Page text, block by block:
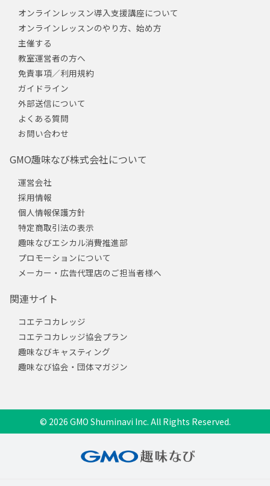
オンラインレッスン導入支援講座について
オンラインレッスンのやり方、始め方
主催する
教室運営者の方へ
免責事項／利用規約
ガイドライン
外部送信について
よくある質問
お問い合わせ
GMO趣味なび株式会社について
運営会社
採用情報
個人情報保護方針
特定商取引法の表示
趣味なびエシカル消費推進部
プロモーションについて
メーカー・広告代理店のご担当者様へ
関連サイト
コエテコカレッジ
コエテコカレッジ協会プラン
趣味なびキャスティング
趣味なび協会・団体マガジン
© 2026 GMO Shuminavi Inc. All Rights Reserved.